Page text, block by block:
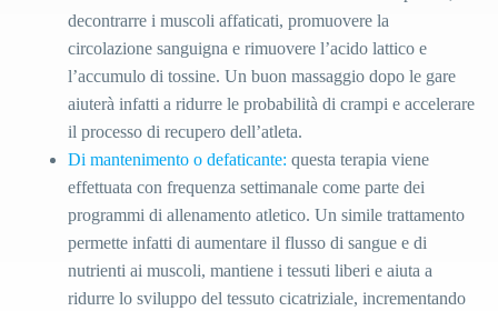
decontrarre i muscoli affaticati, promuovere la
circolazione sanguigna e rimuovere l’acido lattico e
l’accumulo di tossine. Un buon massaggio dopo le gare
aiuterà infatti a ridurre le probabilità di crampi e accelerare
il processo di recupero dell’atleta.
Di mantenimento o defaticante: questa terapia viene
effettuata con frequenza settimanale come parte dei
programmi di allenamento atletico. Un simile trattamento
permette infatti di aumentare il flusso di sangue e di
nutrienti ai muscoli, mantiene i tessuti liberi e aiuta a
ridurre lo sviluppo del tessuto cicatriziale, incrementando